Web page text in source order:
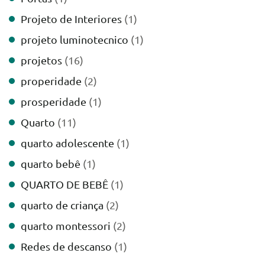
Projeto de Interiores (1)
projeto luminotecnico (1)
projetos (16)
properidade (2)
prosperidade (1)
Quarto (11)
quarto adolescente (1)
quarto bebê (1)
QUARTO DE BEBÊ (1)
quarto de criança (2)
quarto montessori (2)
Redes de descanso (1)